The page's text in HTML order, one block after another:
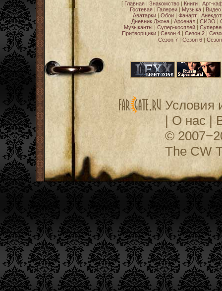
[ Главная| Знакомство| Книги| Арт-
Гостевая | Галереи | Музыка | Видео
Аватарки | Обои | Фанарт |
Дневник Джона| Арсенал| СИЗО |
Музыканты | Супер-косплей |
Притворщики | Сезон 4 | Сезон 2 |
Сезон 7| Сезон 6|
Условия
| О нас|
©
The CW